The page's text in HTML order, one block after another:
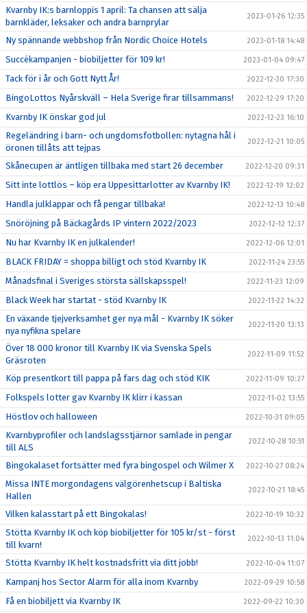
Kvarnby IK:s barnloppis 1 april: Ta chansen att sälja
barnkläder, leksaker och andra barnprylar
2023-01-26 12:35
Ny spännande webbshop från Nordic Choice Hotels 2023-01-18 14:48
Succékampanjen - biobiljetter för 109 kr! 2023-01-04 09:47
Tack för i år och Gott Nytt År! 2022-12-30 17:30
BingoLottos Nyårskväll – Hela Sverige firar tillsammans! 2022-12-29 17:20
Kvarnby IK önskar god jul 2022-12-23 16:10
Regeländring i barn- och ungdomsfotbollen: nytagna hål i
öronen tillåts att tejpas
2022-12-21 10:05
Skånecupen är äntligen tillbaka med start 26 december 2022-12-20 09:31
Sitt inte lottlös – köp era Uppesittarlotter av Kvarnby IK! 2022-12-19 12:02
Handla julklappar och få pengar tillbaka! 2022-12-13 10:48
Snöröjning på Bäckagårds IP vintern 2022/2023 2022-12-12 12:37
Nu har Kvarnby IK en julkalender! 2022-12-06 12:01
BLACK FRIDAY = shoppa billigt och stöd Kvarnby IK 2022-11-24 23:55
Månadsfinal i Sveriges största sällskapsspel! 2022-11-23 12:09
Black Week har startat - stöd Kvarnby IK 2022-11-22 14:32
En växande tjejverksamhet ger nya mål - Kvarnby IK söker
nya nyfikna spelare
2022-11-20 13:13
Över 18 000 kronor till Kvarnby IK via Svenska Spels
Gräsroten
2022-11-09 11:52
Köp presentkort till pappa på fars dag och stöd KIK 2022-11-09 10:27
Folkspels lotter gav Kvarnby IK klirr i kassan 2022-11-02 13:55
Höstlov och halloween 2022-10-31 09:05
Kvarnbyprofiler och landslagsstjärnor samlade in pengar
till ALS
2022-10-28 10:51
Bingokalaset fortsätter med fyra bingospel och Wilmer X 2022-10-27 08:24
Missa INTE morgondagens välgörenhetscup i Baltiska
Hallen
2022-10-21 18:45
Vilken kalasstart på ett Bingokalas! 2022-10-19 10:32
Stötta Kvarnby IK och köp biobiljetter för 105 kr/st - först
till kvarn!
2022-10-13 11:04
Stötta Kvarnby IK helt kostnadsfritt via ditt jobb! 2022-10-04 11:07
Kampanj hos Sector Alarm för alla inom Kvarnby 2022-09-29 10:58
Få en biobiljett via Kvarnby IK 2022-09-22 10:30